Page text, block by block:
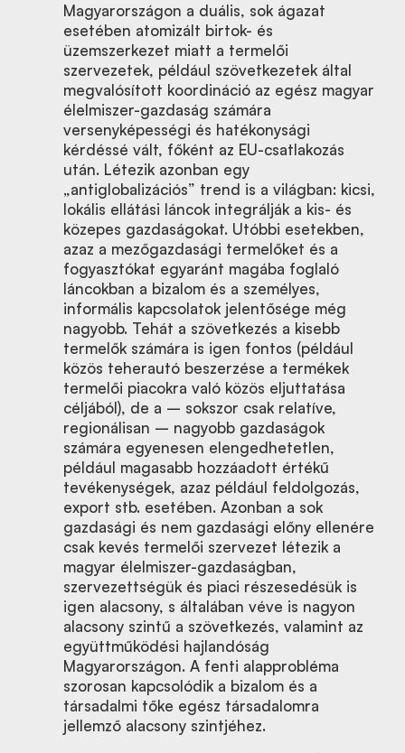
Magyarországon a duális, sok ágazat
esetében atomizált birtok- és
üzemszerkezet miatt a termelői
szervezetek, például szövetkezetek által
megvalósított koordináció az egész magyar
élelmiszer-gazdaság számára
versenyképességi és hatékonysági
kérdéssé vált, főként az EU-csatlakozás
után. Létezik azonban egy
„antiglobalizációs” trend is a világban: kicsi,
lokális ellátási láncok integrálják a kis- és
közepes gazdaságokat. Utóbbi esetekben,
azaz a mezőgazdasági termelőket és a
fogyasztókat egyaránt magába foglaló
láncokban a bizalom és a személyes,
informális kapcsolatok jelentősége még
nagyobb. Tehát a szövetkezés a kisebb
termelők számára is igen fontos (például
közös teherautó beszerzése a termékek
termelői piacokra való közös eljuttatása
céljából), de a – sokszor csak relatíve,
regionálisan – nagyobb gazdaságok
számára egyenesen elengedhetetlen,
például magasabb hozzáadott értékű
tevékenységek, azaz például feldolgozás,
export stb. esetében. Azonban a sok
gazdasági és nem gazdasági előny ellenére
csak kevés termelői szervezet létezik a
magyar élelmiszer-gazdaságban,
szervezettségük és piaci részesedésük is
igen alacsony, s általában véve is nagyon
alacsony szintű a szövetkezés, valamint az
együttműködési hajlandóság
Magyarországon. A fenti alapprobléma
szorosan kapcsolódik a bizalom és a
társadalmi tőke egész társadalomra
jellemző alacsony szintjéhez.